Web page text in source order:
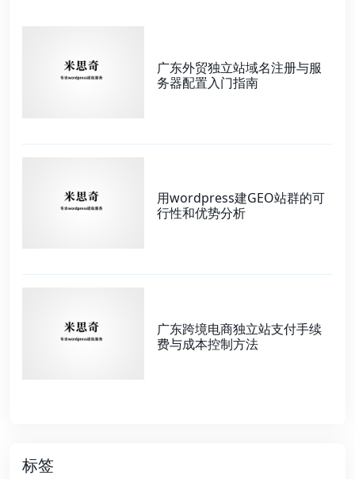
广东外贸独立站域名注册与服
务器配置入门指南
用wordpress建GEO站群的可
行性和优势分析
广东跨境电商独立站支付手续
费与成本控制方法
标签